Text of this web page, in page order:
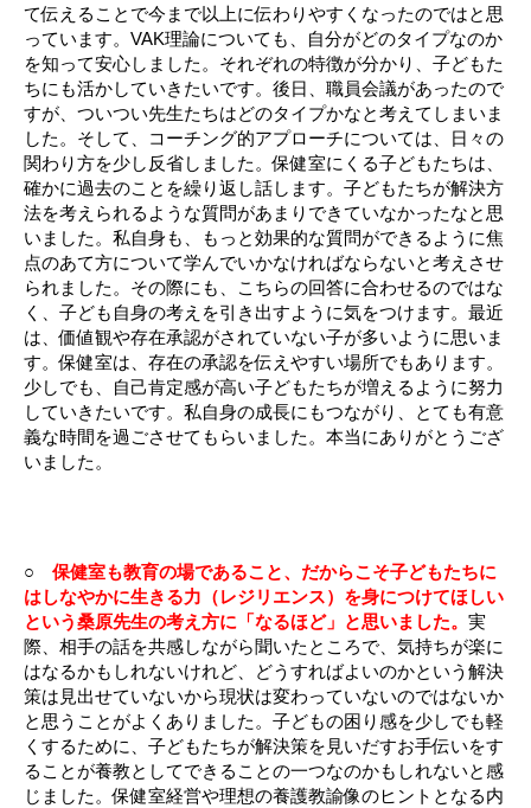
て伝えることで今まで以上に伝わりやすくなったのではと思
っています。VAK理論についても、自分がどのタイプなのか
を知って安心しました。それぞれの特徴が分かり、子どもた
ちにも活かしていきたいです。後日、職員会議があったので
すが、ついつい先生たちはどのタイプかなと考えてしまいま
した。そして、コーチング的アプローチについては、日々の
関わり方を少し反省しました。保健室にくる子どもたちは、
確かに過去のことを繰り返し話します。子どもたちが解決方
法を考えられるような質問があまりできていなかったなと思
いました。私自身も、もっと効果的な質問ができるように焦
点のあて方について学んでいかなければならないと考えさせ
られました。その際にも、こちらの回答に合わせるのではな
く、子ども自身の考えを引き出すように気をつけます。最近
は、価値観や存在承認がされていない子が多いように思いま
す。保健室は、存在の承認を伝えやすい場所でもあります。
少しでも、自己肯定感が高い子どもたちが増えるように努力
していきたいです。私自身の成長にもつながり、とても有意
義な時間を過ごさせてもらいました。本当にありがとうござ
いました。
○ 保健室も教育の場であること、だからこそ子どもたちに
はしなやかに生きる力（レジリエンス）を身につけてほしい
という桑原先生の考え方に「なるほど」と思いました。 実
際、相手の話を共感しながら聞いたところで、気持ちが楽に
はなるかもしれないけれど、どうすればよいのかという解決
策は見出せていないから現状は変わっていないのではないか
と思うことがよくありました。子どもの困り感を少しでも軽
くするために、子どもたちが解決策を見いだすお手伝いをす
ることが養教としてできることの一つなのかもしれないと感
じました。保健室経営や理想の養護教諭像のヒントとなる内